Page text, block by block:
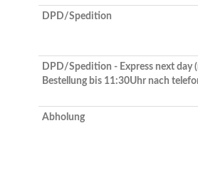
DPD/Spedition
DPD/Spedition - Express next day
Bestellung bis 11:30Uhr nach
Abholung